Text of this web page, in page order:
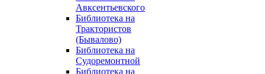
Авксентьевского
Библиотека на
Трактористов
(Бывалово)
Библиотека на
Судоремонтной
Библиотека на